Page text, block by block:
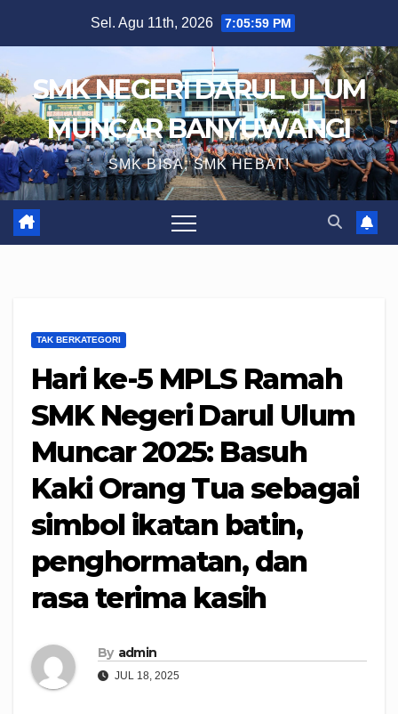
Sel. Agu 11th, 2026 7:06:00 PM
SMK NEGERI DARUL ULUM
MUNCAR BANYUWANGI
SMK BISA, SMK HEBAT!
TAK BERKATEGORI
Hari ke-5 MPLS Ramah
SMK Negeri Darul Ulum
Muncar 2025: Basuh
Kaki Orang Tua sebagai
simbol ikatan batin,
penghormatan, dan
rasa terima kasih
By admin
JUL 18, 2025